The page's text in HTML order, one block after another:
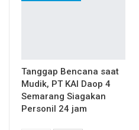
Tanggap Bencana saat
Mudik, PT KAI Daop 4
Semarang Siagakan
Personil 24 jam